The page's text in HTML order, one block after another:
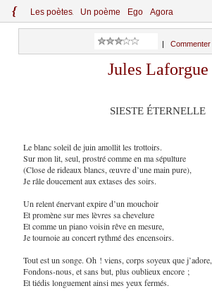
{ Les poètes Un poème Ego Agora
Commenter
Jules Laforgue
SIESTE ÉTERNELLE
Le blanc soleil de juin amollit les trottoirs.
Sur mon lit, seul, prostré comme en ma sépulture
(Close de rideaux blancs, œuvre d’une main pure),
Je râle doucement aux extases des soirs.
Un relent énervant expire d’un mouchoir
Et promène sur mes lèvres sa chevelure
Et comme un piano voisin rêve en mesure,
Je tournoie au concert rythmé des encensoirs.
Tout est un songe. Oh ! viens, corps soyeux que j’adore,
Fondons-nous, et sans but, plus oublieux encore ;
Et tiédis longuement ainsi mes yeux fermés.